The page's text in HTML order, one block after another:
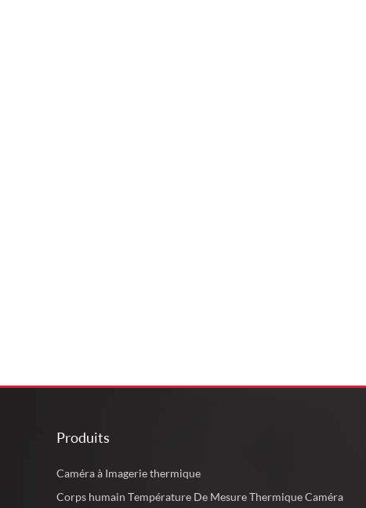
Produits
Caméra à Imagerie thermique
Corps humain Température De Mesure Thermique Caméra